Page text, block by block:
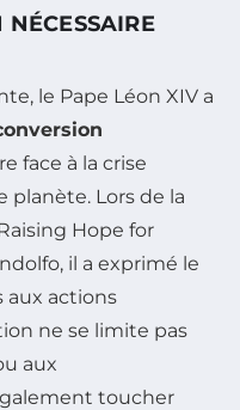
le Pape Léon XIV a
face à la crise
Lors de la
Hope for
il a exprimé le
aux actions
ne se limite pas
aux
toucher